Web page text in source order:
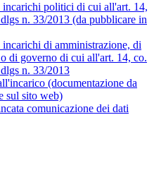
politici di cui all'art. 14,
n. 33/2013 (da pubblicare in
di amministrazione, di
di governo di cui all'art. 14, co.
n. 33/2013
(documentazione da
sul sito web)
comunicazione dei dati